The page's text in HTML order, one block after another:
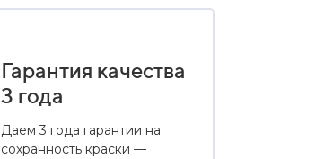
Гарантия качества
3 года
Даем 3 года гарантии на
сохранность краски —